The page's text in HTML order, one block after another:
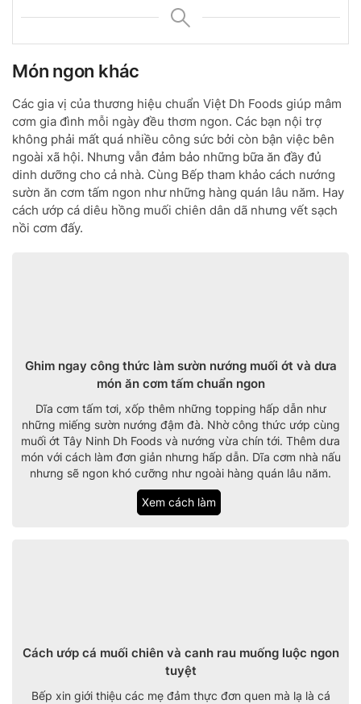
Món ngon khác
Các gia vị của thương hiệu chuẩn Việt Dh Foods giúp mâm
cơm gia đình mỗi ngày đều thơm ngon. Các bạn nội trợ
không phải mất quá nhiều công sức bởi còn bận việc bên
ngoài xã hội. Nhưng vẫn đảm bảo những bữa ăn đầy đủ
dinh dưỡng cho cả nhà. Cùng Bếp tham khảo cách nướng
sườn ăn cơm tấm ngon như những hàng quán lâu năm. Hay
cách ướp cá diêu hồng muối chiên dân dã nhưng vết sạch
nồi cơm đấy.
Ghim ngay công thức làm sườn nướng muối ớt và dưa
món ăn cơm tấm chuẩn ngon
Dĩa cơm tấm tơi, xốp thêm những topping hấp dẫn như
những miếng sườn nướng đậm đà. Nhờ công thức ướp cùng
muối ớt Tây Ninh Dh Foods và nướng vừa chín tới. Thêm dưa
món với cách làm đơn giản nhưng hấp dẫn. Dĩa cơm nhà nấu
nhưng sẽ ngon khó cưỡng như ngoài hàng quán lâu năm.
Xem cách làm
Cách ướp cá muối chiên và canh rau muống luộc ngon
tuyệt
Bếp xin giới thiệu các mẹ đảm thực đơn quen mà lạ là cá